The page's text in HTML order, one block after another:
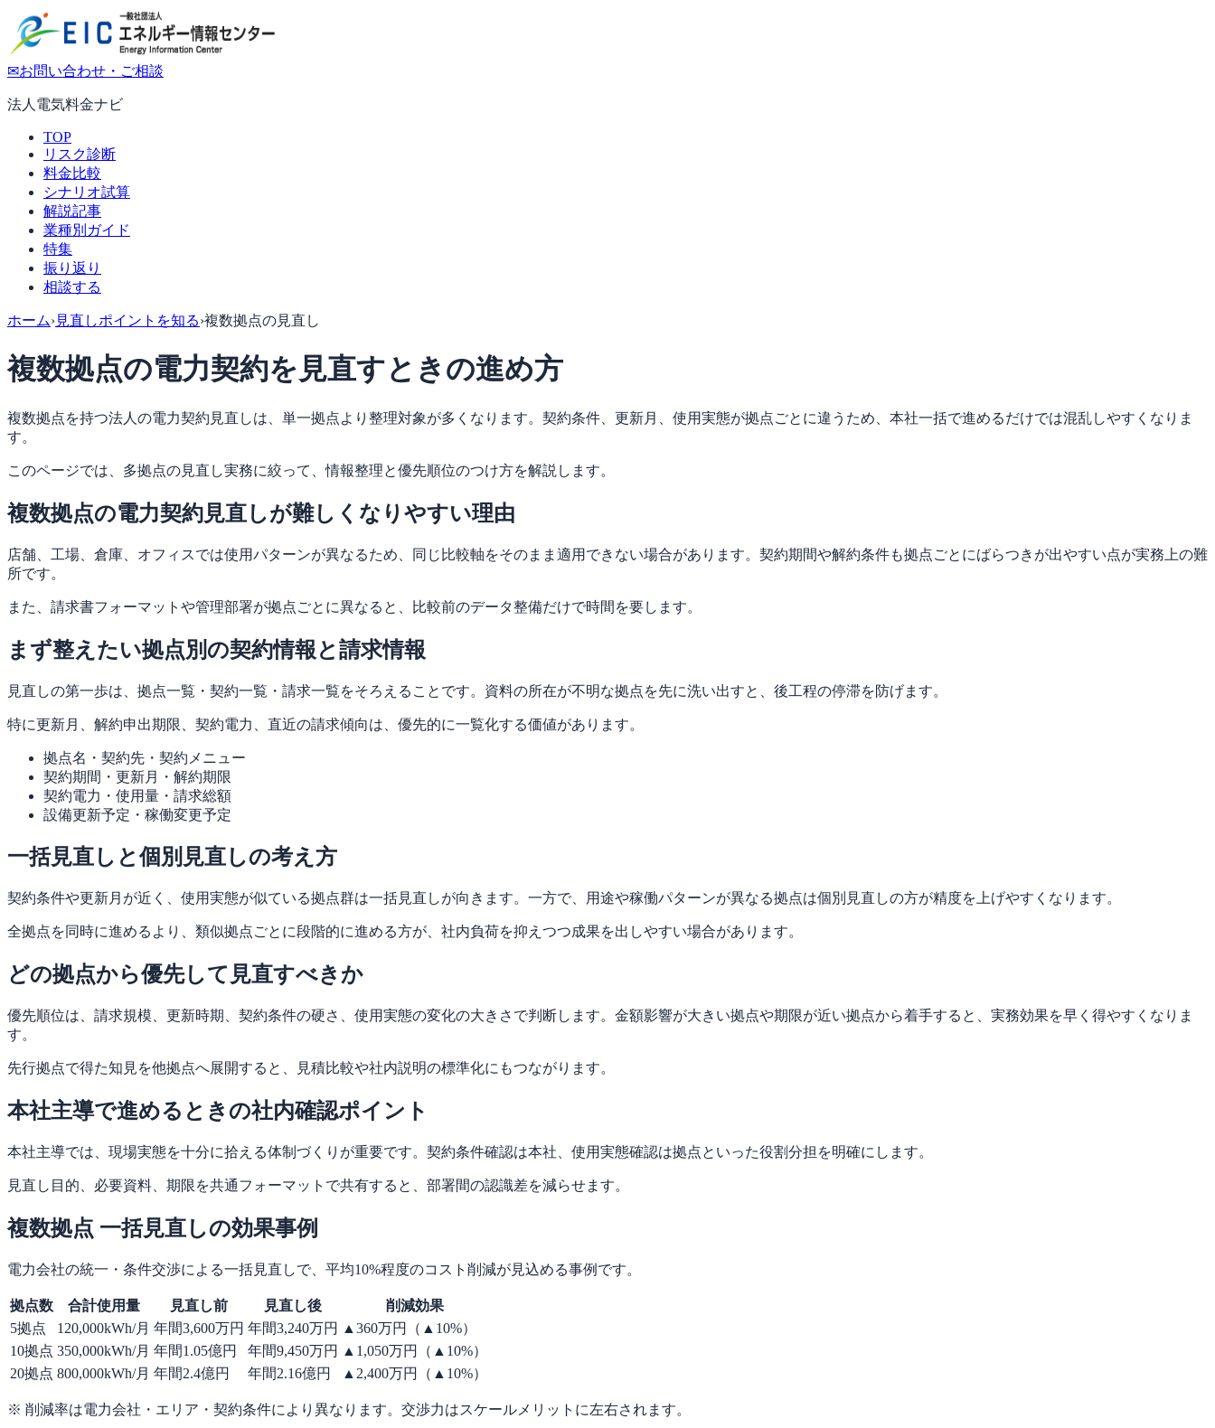
✉お問い合わせ・ご相談
法人電気料金ナビ
TOP
リスク診断
料金比較
シナリオ試算
解説記事
業種別ガイド
特集
振り返り
相談する
ホーム›見直しポイントを知る›複数拠点の見直し
複数拠点の電力契約を見直すときの進め方
複数拠点を持つ法人の電力契約見直しは、単一拠点より整理対象が多くなります。契約条件、更新月、使用実態が拠点ごとに違うため、本社一括で進めるだけでは混乱しやすくなりま
す。
このページでは、多拠点の見直し実務に絞って、情報整理と優先順位のつけ方を解説します。
複数拠点の電力契約見直しが難しくなりやすい理由
店舗、工場、倉庫、オフィスでは使用パターンが異なるため、同じ比較軸をそのまま適用できない場合があります。契約期間や解約条件も拠点ごとにばらつきが出やすい点が実務上の難
所です。
また、請求書フォーマットや管理部署が拠点ごとに異なると、比較前のデータ整備だけで時間を要します。
まず整えたい拠点別の契約情報と請求情報
見直しの第一歩は、拠点一覧・契約一覧・請求一覧をそろえることです。資料の所在が不明な拠点を先に洗い出すと、後工程の停滞を防げます。
特に更新月、解約申出期限、契約電力、直近の請求傾向は、優先的に一覧化する価値があります。
拠点名・契約先・契約メニュー
契約期間・更新月・解約期限
契約電力・使用量・請求総額
設備更新予定・稼働変更予定
一括見直しと個別見直しの考え方
契約条件や更新月が近く、使用実態が似ている拠点群は一括見直しが向きます。一方で、用途や稼働パターンが異なる拠点は個別見直しの方が精度を上げやすくなります。
全拠点を同時に進めるより、類似拠点ごとに段階的に進める方が、社内負荷を抑えつつ成果を出しやすい場合があります。
どの拠点から優先して見直すべきか
優先順位は、請求規模、更新時期、契約条件の硬さ、使用実態の変化の大きさで判断します。金額影響が大きい拠点や期限が近い拠点から着手すると、実務効果を早く得やすくなりま
す。
先行拠点で得た知見を他拠点へ展開すると、見積比較や社内説明の標準化にもつながります。
本社主導で進めるときの社内確認ポイント
本社主導では、現場実態を十分に拾える体制づくりが重要です。契約条件確認は本社、使用実態確認は拠点といった役割分担を明確にします。
見直し目的、必要資料、期限を共通フォーマットで共有すると、部署間の認識差を減らせます。
複数拠点 一括見直しの効果事例
電力会社の統一・条件交渉による一括見直しで、平均10%程度のコスト削減が見込める事例です。
拠点数 合計使用量 見直し前 見直し後
削減効果
5拠点
120,000kWh/月 年間3,600万円 年間3,240万円
▲360万円（▲10%）
10拠点 350,000kWh/月 年間1.05億円 年間9,450万円
▲1,050万円（▲10%）
20拠点 800,000kWh/月 年間2.4億円 年間2.16億円 ▲2,400万円（▲10%）
※ 削減率は電力会社・エリア・契約条件により異なります。交渉力はスケールメリットに左右されます。